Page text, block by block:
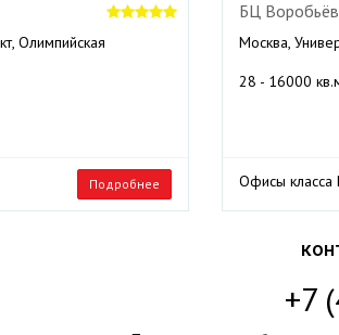
Олимпийская
Подробнее
БЦ
Москва,
28 - 16000
Офисы класса
+7